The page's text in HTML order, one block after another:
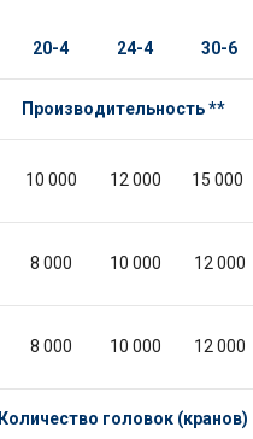
20-4 24-4 30-6
Производительность **
10 000 12 000 15 000
8 000 10 000 12 000
8 000 10 000 12 000
Количество головок (кранов)